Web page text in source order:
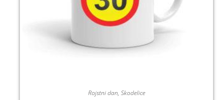
Rojstni dan, Skodelice